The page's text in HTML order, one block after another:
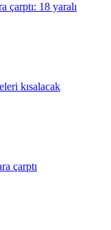
çarptı: 18 yaralı
kısalacak
çarptı